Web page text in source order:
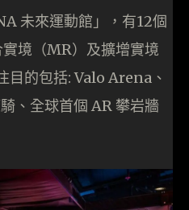
未來運動館」，有12個
境（MR）及擴增實境
目的包括: Valo Arena、
、全球首個 AR 攀岩牆